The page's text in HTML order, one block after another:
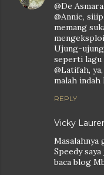
@De
@Annie,
memang
Ujung-
seperti lagu
@Latifah,
malah indah
REPLY
Vicky
Masalahnya
Speedy
baca blog